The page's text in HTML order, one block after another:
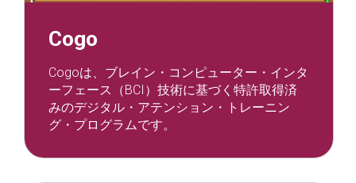
Cogo
Cogoは、ブレイン・コンピューター・インタ
ーフェース（BCI）技術に基づく特許取得済
みのデジタル・アテンション・トレーニン
グ・プログラムです。